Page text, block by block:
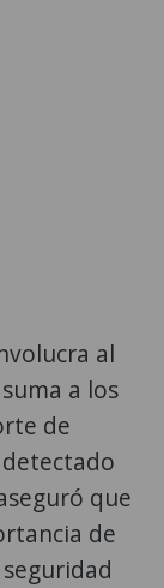
al
a los
de
que
de